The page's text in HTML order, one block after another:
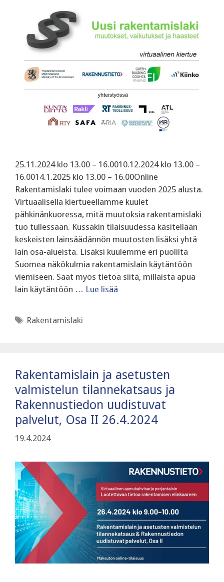
25.11.2024 klo 13.00 – 16.0010.12.2024 klo 13.00 –
16.0014.1.2025 klo 13.00 – 16.00Online
Rakentamislaki tulee voimaan vuoden 2025 alusta.
Virtuaalisella kiertueellamme kuulet
pähkinänkuoressa, mitä muutoksia rakentamislaki
tuo tullessaan. Kussakin tilaisuudessa käsitellään
keskeisten lainsäädännön muutosten lisäksi yhtä
lain osa-alueista. Lisäksi kuulemme eri puolilta
Suomea näkökulmia rakentamislain käytäntöön
viemiseen. Saat myös tietoa siitä, millaista apua
lain käytäntöön … Lue lisää
Avainsanat
Rakentamislaki
Rakentamislain ja asetusten
valmistelun tilannekatsaus ja
Rakennustiedon uudistuvat
palvelut, Osa II 26.4.2024
19.4.2024